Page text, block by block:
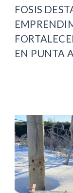
FOSIS
EN PUNTA